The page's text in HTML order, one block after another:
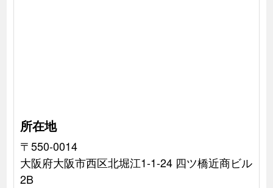
所在地
〒550-0014
大阪府大阪市西区北堀江1-1-24 四ツ橋近商ビル
2B